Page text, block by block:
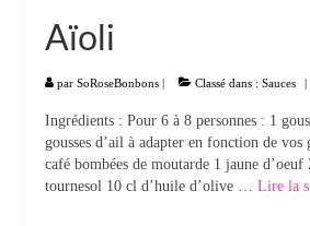
Aïoli
par SoRoseBonbons | Classé dans : Sauces |
Ingrédients : Pour 6 à 8 personnes : 1
gousses d’ail à adapter en fonction de
café bombées de moutarde 1 jaune d’oeuf
tournesol 10 cl d’huile d’olive … Lire la